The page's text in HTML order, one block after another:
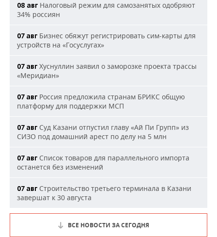
08 авг Налоговый режим для самозанятых одобряют
34% россиян
07 авг Бизнес обяжут регистрировать сим-карты для
устройств на «Госуслугах»
07 авг Хуснуллин заявил о заморозке проекта трассы
«Меридиан»
07 авг Россия предложила странам БРИКС общую
платформу для поддержки МСП
07 авг Суд Казани отпустил главу «Ай Пи Групп» из
СИЗО под домашний арест по делу на 5 млн
07 авг Список товаров для параллельного импорта
останется без изменений
07 авг Строительство третьего терминала в Казани
завершат к 30 августа
ВСЕ НОВОСТИ ЗА СЕГОДНЯ